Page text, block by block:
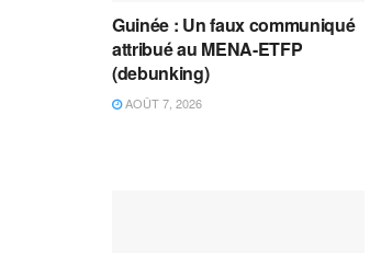
Guinée : Un faux communiqué
attribué au MENA-ETFP
(debunking)
AOÛT 7, 2026